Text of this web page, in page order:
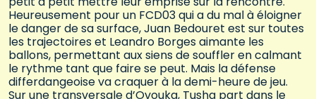
Heureusement pour un FCD03 qui a du mal à éloigner
le danger de sa surface, Juan Bedouret est sur toutes
les trajectoires et Leandro Borges aimante les
ballons, permettant aux siens de souffler en calmant
le rythme tant que faire se peut. Mais la défense
differdangeoise va craquer à la demi-heure de jeu.
Sur une transversale d’Ovouka, Tusha part dans le